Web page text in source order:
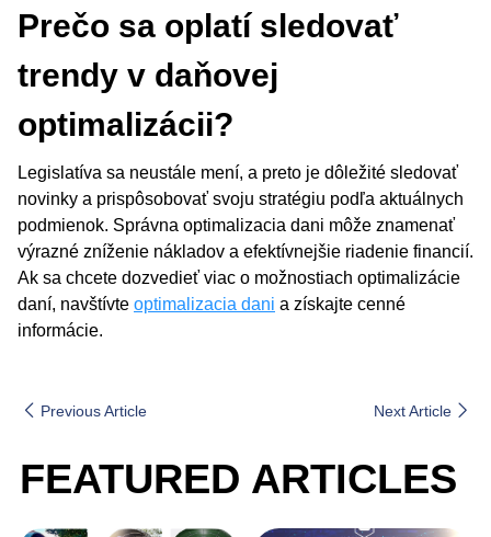
Prečo sa oplatí sledovať
trendy v daňovej
optimalizácii?
Legislatíva sa neustále mení, a preto je dôležité sledovať
novinky a prispôsobovať svoju stratégiu podľa aktuálnych
podmienok. Správna optimalizacia dani môže znamenať
výrazné zníženie nákladov a efektívnejšie riadenie financií.
Ak sa chcete dozvedieť viac o možnostiach optimalizácie
daní, navštívte optimalizacia dani a získajte cenné
informácie.
Previous Article Next Article
FEATURED ARTICLES